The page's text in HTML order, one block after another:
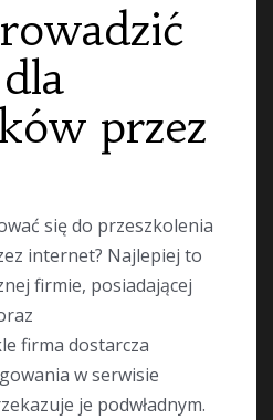
przez
się do przeszkolenia
internet? Najlepiej to
firmie, posiadającej
firma dostarcza
w serwisie
je podwładnym.